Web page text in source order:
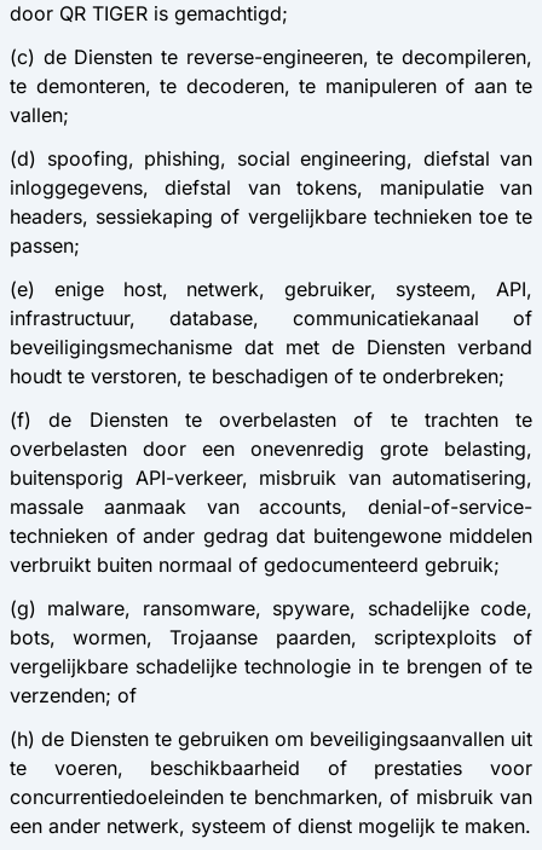
door QR TIGER is gemachtigd;
(c) de Diensten te reverse-engineeren, te decompileren,
te demonteren, te decoderen, te manipuleren of aan te
vallen;
(d) spoofing, phishing, social engineering, diefstal van
inloggegevens, diefstal van tokens, manipulatie van
headers, sessiekaping of vergelijkbare technieken toe te
passen;
(e) enige host, netwerk, gebruiker, systeem, API,
infrastructuur, database, communicatiekanaal of
beveiligingsmechanisme dat met de Diensten verband
houdt te verstoren, te beschadigen of te onderbreken;
(f) de Diensten te overbelasten of te trachten te
overbelasten door een onevenredig grote belasting,
buitensporig API-verkeer, misbruik van automatisering,
massale aanmaak van accounts, denial-of-service-
technieken of ander gedrag dat buitengewone middelen
verbruikt buiten normaal of gedocumenteerd gebruik;
(g) malware, ransomware, spyware, schadelijke code,
bots, wormen, Trojaanse paarden, scriptexploits of
vergelijkbare schadelijke technologie in te brengen of te
verzenden; of
(h) de Diensten te gebruiken om beveiligingsaanvallen uit
te voeren, beschikbaarheid of prestaties voor
concurrentiedoeleinden te benchmarken, of misbruik van
een ander netwerk, systeem of dienst mogelijk te maken.